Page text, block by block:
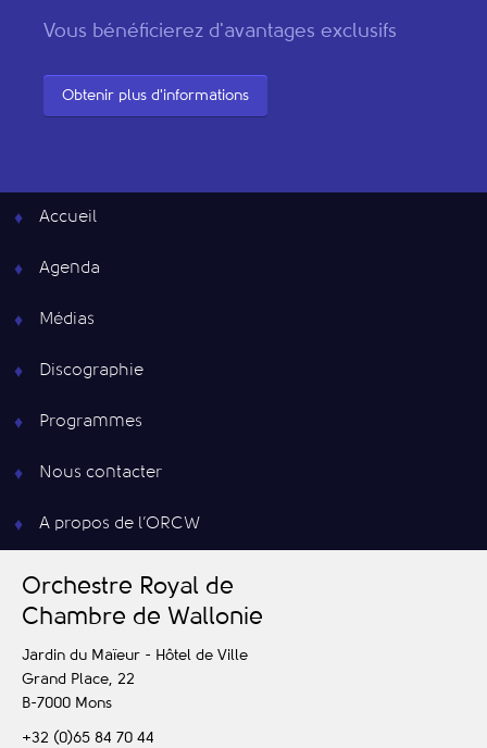
Vous bénéficierez d'avantages exclusifs
Obtenir plus d'informations
Accueil
Agenda
Médias
Discographie
Programmes
Nous contacter
A propos de l’ORCW
Orchestre Royal de
Chambre de Wallonie
Jardin du Maïeur - Hôtel de Ville
Grand Place, 22
B-7000 Mons
+32 (0)65 84 70 44